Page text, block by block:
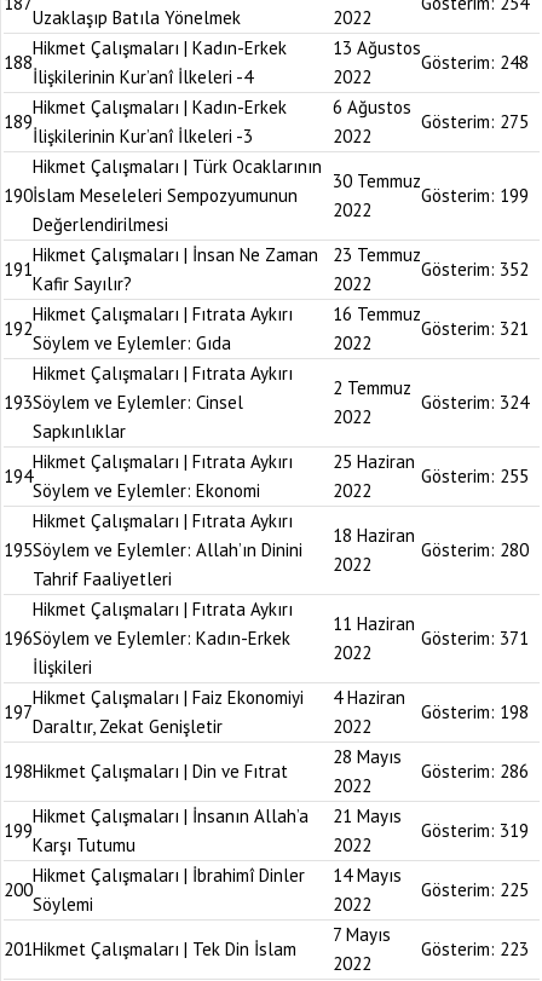
Uzaklaşıp Batıla Yönelmek 2022
188
Hikmet Çalışmaları | Kadın-Erkek
İlişkilerinin Kur’anî İlkeleri -4
13 Ağustos
2022
Gösterim: 248
189
Hikmet Çalışmaları | Kadın-Erkek
İlişkilerinin Kur’anî İlkeleri -3
6 Ağustos
2022
Gösterim: 275
190
Hikmet Çalışmaları | Türk Ocaklarının
İslam Meseleleri Sempozyumunun
Değerlendirilmesi
30 Temmuz
2022
Gösterim: 199
191
Hikmet Çalışmaları | İnsan Ne Zaman
Kafir Sayılır?
23 Temmuz
2022
Gösterim: 352
192
Hikmet Çalışmaları | Fıtrata Aykırı
Söylem ve Eylemler: Gıda
16 Temmuz
2022
Gösterim: 321
193
Hikmet Çalışmaları | Fıtrata Aykırı
Söylem ve Eylemler: Cinsel
Sapkınlıklar
2 Temmuz
2022
Gösterim: 324
194
Hikmet Çalışmaları | Fıtrata Aykırı
Söylem ve Eylemler: Ekonomi
25 Haziran
2022
Gösterim: 255
195
Hikmet Çalışmaları | Fıtrata Aykırı
Söylem ve Eylemler: Allah’ın Dinini
Tahrif Faaliyetleri
18 Haziran
2022
Gösterim: 280
196
Hikmet Çalışmaları | Fıtrata Aykırı
Söylem ve Eylemler: Kadın-Erkek
İlişkileri
11 Haziran
2022
Gösterim: 371
197
Hikmet Çalışmaları | Faiz Ekonomiyi
Daraltır, Zekat Genişletir
4 Haziran
2022
Gösterim: 198
198Hikmet Çalışmaları | Din ve Fıtrat
28 Mayıs
2022
Gösterim: 286
199
Hikmet Çalışmaları | İnsanın Allah’a
Karşı Tutumu
21 Mayıs
2022
Gösterim: 319
200
Hikmet Çalışmaları | İbrahimî Dinler
Söylemi
14 Mayıs
2022
Gösterim: 225
201Hikmet Çalışmaları | Tek Din İslam
7 Mayıs
2022
Gösterim: 223